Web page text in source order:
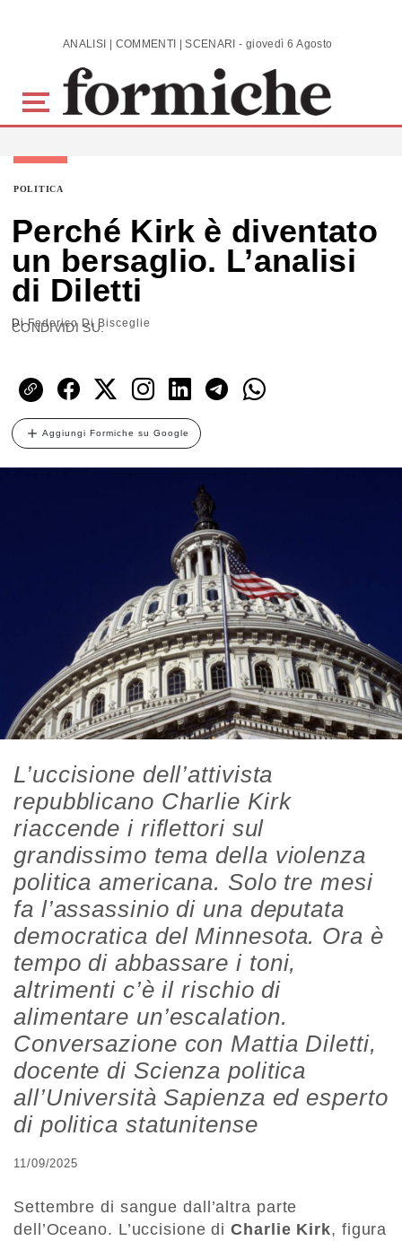
Skip to main content ANALISI | COMMENTI | SCENARI - giovedì 6 Agosto 2026
POLITICA
Perché Kirk è diventato
un bersaglio. L’analisi
di Diletti
DiFederico Di Bisceglie
CONDIVIDI SU:
Aggiungi Formiche su Google
L’uccisione dell’attivista
repubblicano Charlie Kirk
riaccende i riflettori sul
grandissimo tema della violenza
politica americana. Solo tre mesi
fa l’assassinio di una deputata
democratica del Minnesota. Ora è
tempo di abbassare i toni,
altrimenti c’è il rischio di
alimentare un’escalation.
Conversazione con Mattia Diletti,
docente di Scienza politica
all’Università Sapienza ed esperto
di politica statunitense
11/09/2025
Settembre di sangue dall’altra parte
dell’Oceano. L’uccisione diCharlie Kirk, figura